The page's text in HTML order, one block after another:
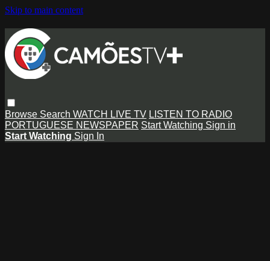
Skip to main content
Browse Search WATCH LIVE TV LISTEN TO RADIO
PORTUGUESE NEWSPAPER Start Watching Sign in
Start Watching Sign In